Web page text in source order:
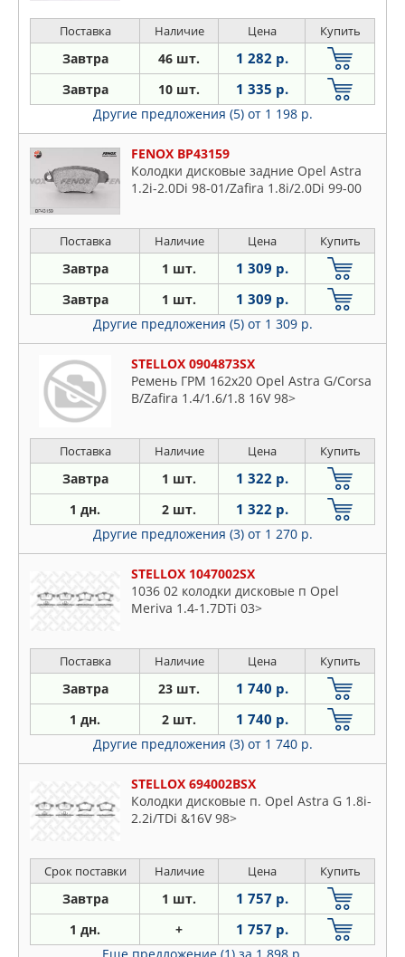
Поставка Наличие Цена Купить
Завтра 46 шт. 1 282 р.
Завтра 10 шт. 1 335 р.
Другие предложения (5) от 1 198 р.
FENOX BP43159
Колодки дисковые задние Opel Astra
1.2i-2.0Di 98-01/Zafira 1.8i/2.0Di 99-00
Поставка Наличие Цена Купить
Завтра 1 шт. 1 309 р.
Завтра 1 шт. 1 309 р.
Другие предложения (5) от 1 309 р.
STELLOX 0904873SX
Ремень ГРМ 162x20 Opel Astra G/Corsa
B/Zafira 1.4/1.6/1.8 16V 98>
Поставка Наличие Цена Купить
Завтра 1 шт. 1 322 р.
1 дн. 2 шт. 1 322 р.
Другие предложения (3) от 1 270 р.
STELLOX 1047002SX
1036 02 колодки дисковые п Opel
Meriva 1.4-1.7DTi 03>
Поставка Наличие Цена Купить
Завтра 23 шт. 1 740 р.
1 дн. 2 шт. 1 740 р.
Другие предложения (3) от 1 740 р.
STELLOX 694002BSX
Колодки дисковые п. Opel Astra G 1.8i-
2.2i/TDi &16V 98>
Срок поставки Наличие Цена Купить
Завтра 1 шт. 1 757 р.
1 дн. + 1 757 р.